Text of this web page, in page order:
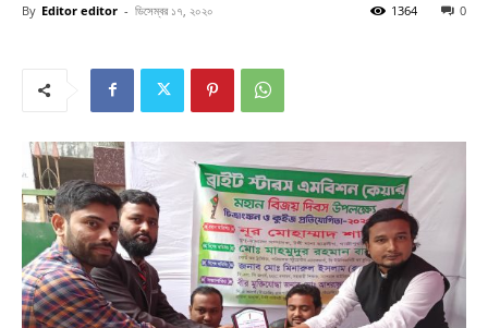
By Editor editor - ডিসেম্বর ১৭, ২০২০ 0
1364